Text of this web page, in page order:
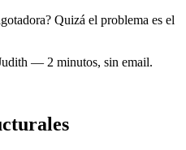
Quizá el problema es el
— 2 minutos, sin email.